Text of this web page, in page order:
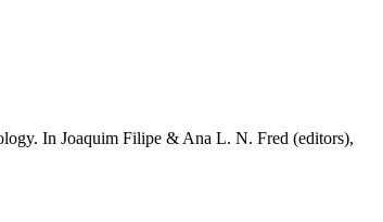
In Joaquim Filipe & Ana L. N. Fred (editors),